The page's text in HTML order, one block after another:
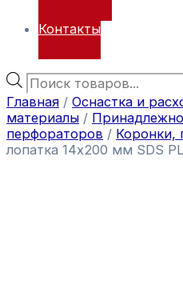
Контакты
Главная / Оснастка и
материалы /
перфораторов / Коронки,
лопатка 14х200 мм SDS